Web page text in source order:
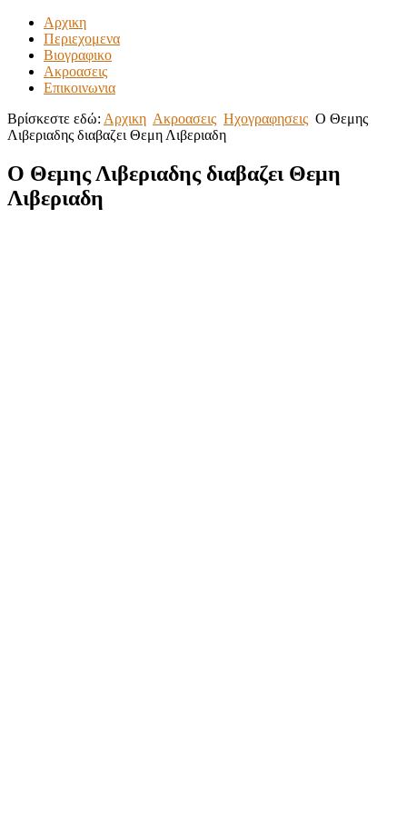
Αρχικη
Περιεχομενα
Βιογραφικο
Ακροασεις
Επικοινωνια
Βρίσκεστε εδώ: Αρχικη Ακροασεις Ηχογραφησεις O Θεμης
Λιβεριαδης διαβαζει Θεμη Λιβεριαδη
O Θεμης Λιβεριαδης διαβαζει Θεμη
Λιβεριαδη